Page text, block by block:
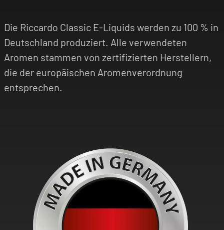
Die Riccardo Classic E-Liquids werden zu 100 % in
Deutschland produziert. Alle verwendeten
Aromen stammen von zertifizierten Herstellern,
die der europäischen Aromenverordnung
entsprechen.